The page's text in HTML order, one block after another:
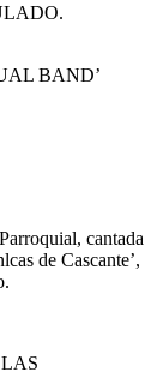
BAND’
cantada
de Cascante’,